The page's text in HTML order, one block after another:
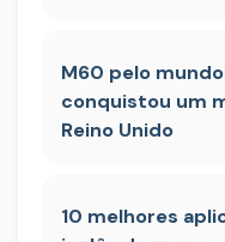
M60 pelo
conquistou um
Reino Unido
10 melhores